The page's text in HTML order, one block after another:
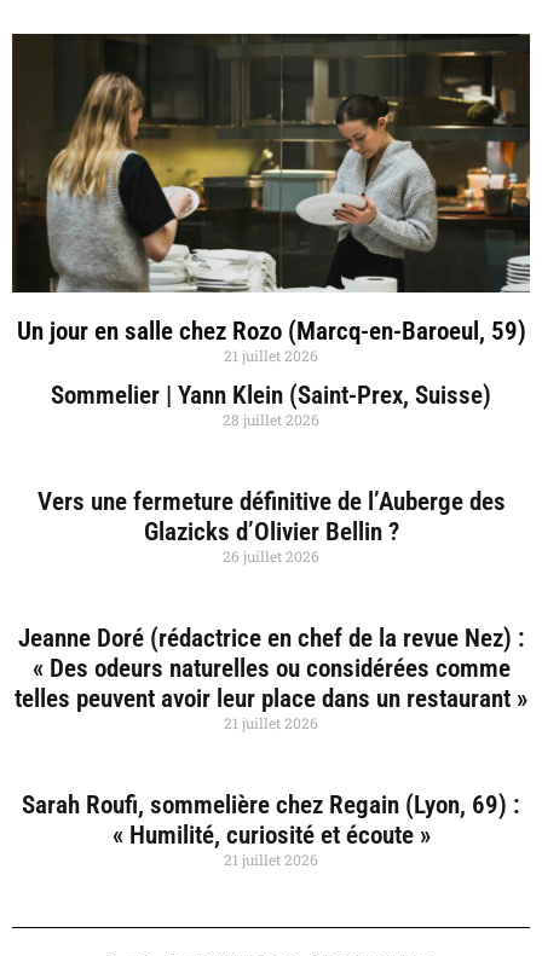
Un jour en salle chez Rozo (Marcq-en-Baroeul, 59)
21 juillet 2026
Sommelier | Yann Klein (Saint-Prex, Suisse)
28 juillet 2026
Vers une fermeture définitive de l’Auberge des
Glazicks d’Olivier Bellin ?
26 juillet 2026
Jeanne Doré (rédactrice en chef de la revue Nez) :
« Des odeurs naturelles ou considérées comme
telles peuvent avoir leur place dans un restaurant »
21 juillet 2026
Sarah Roufi, sommelière chez Regain (Lyon, 69) :
« Humilité, curiosité et écoute »
21 juillet 2026